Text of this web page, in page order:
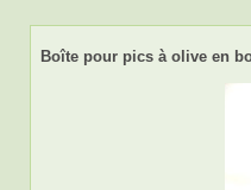
Boîte pour pics à olive en